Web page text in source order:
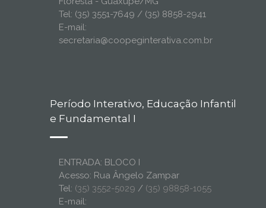
Tel: (35) 3551-7649 / (35) 8858-2941
E-mail:
secretaria@coopeginterativa.com.br
Período Interativo, Educação Infantil
e Fundamental I
ENTRADA: BLOCO I
Acesso: Rua Ângelo Zampar
Tel: (35) 3552-5029 / (35) 98858-1055
E-mail: